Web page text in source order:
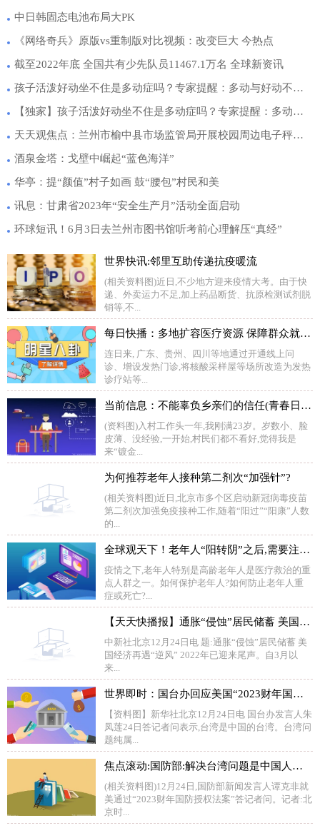
中日韩固态电池布局大PK
《网络奇兵》原版vs重制版对比视频：改变巨大 今热点
截至2022年底 全国共有少先队员11467.1万名 全球新资讯
孩子活泼好动坐不住是多动症吗？专家提醒：多动与好动不同需及时就医
【独家】孩子活泼好动坐不住是多动症吗？专家提醒：多动与好动不同需及时就医
天天观焦点：兰州市榆中县市场监管局开展校园周边电子秤专项监督检查
酒泉金塔：戈壁中崛起“蓝色海洋”
华亭：提“颜值”村子如画 鼓“腰包”村民和美
讯息：甘肃省2023年“安全生产月”活动全面启动
环球短讯！6月3日去兰州市图书馆听考前心理解压“真经”
世界快讯:邻里互助传递抗疫暖流
(相关资料图)近日,不少地方迎来疫情大考。由于快
递、外卖运力不足,加上药品断货、抗原检测试剂脱
销等,不...
每日快播：多地扩容医疗资源 保障群众就医用药
连日来, 广东、贵州、四川等地通过开通线上问
诊、增设发热门诊,将核酸采样屋等场所改造为发热
诊疗站等...
当前信息：不能辜负乡亲们的信任(青春日记)
(资料图)入村工作头一年,我刚满23岁。岁数小、脸
皮薄、没经验,一开始,村民们都不看好,觉得我是
来“镀金...
为何推荐老年人接种第二剂次“加强针”?
(相关资料图)近日,北京市多个区启动新冠病毒疫苗
第二剂次加强免疫接种工作,随着“阳过”“阳康”人数
的...
全球观天下！老年人“阳转阴”之后,需要注意什么?
疫情之下,老年人特别是高龄老年人是医疗救治的重
点人群之一。如何保护老年人?如何防止老年人重
症或死亡?...
【天天快播报】通胀“侵蚀”居民储蓄 美国经济再遇“逆风”
中新社北京12月24日电 题:通胀“侵蚀”居民储蓄 美
国经济再遇“逆风” 2022年已迎来尾声。自3月以
来...
世界即时：国台办回应美国“2023财年国防授权法案”:强烈不满、坚决反对
【资料图】新华社北京12月24日电 国台办发言人朱
凤莲24日答记者问表示,台湾是中国的台湾。台湾问
题纯属...
焦点滚动:国防部:解决台湾问题是中国人自己的事 美方无权说三道四
(相关资料图)12月24日,国防部新闻发言人谭克非就
美通过“2023财年国防授权法案”答记者问。记者:北
京时...